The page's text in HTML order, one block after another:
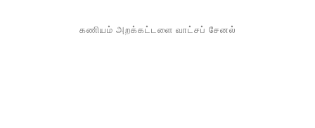
கணியம் அறக்கட்டளை வாட்சப் சேனல்